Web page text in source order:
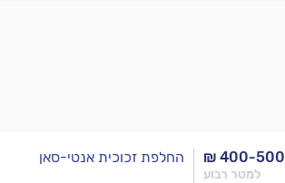
₪ 400-500
למטר רבוע
החלפת זכוכית אנטי-סאן